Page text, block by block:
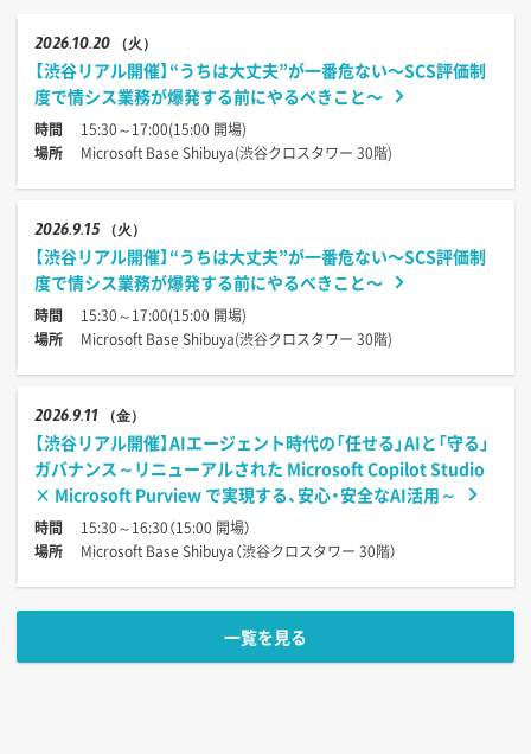
202610.20 （火）
【渋谷リアル開催】“うちは大丈夫”が一番危ない〜SCS評価制
度で情シス業務が爆発する前にやるべきこと〜
時間
15:30～17:00(15:00 開場)
場所
Microsoft Base Shibuya(渋谷クロスタワー 30階)
20269.15 （火）
【渋谷リアル開催】“うちは大丈夫”が一番危ない〜SCS評価制
度で情シス業務が爆発する前にやるべきこと〜
時間
15:30～17:00(15:00 開場)
場所
Microsoft Base Shibuya(渋谷クロスタワー 30階)
20269.11 （金）
【渋谷リアル開催】AIエージェント時代の「任せる」AIと「守る」
ガバナンス～リニューアルされた Microsoft Copilot Studio
× Microsoft Purview で実現する、安心・安全なAI活用～
時間
15:30～16:30（15:00 開場）
場所
Microsoft Base Shibuya（渋谷クロスタワー 30階）
一覧を見る